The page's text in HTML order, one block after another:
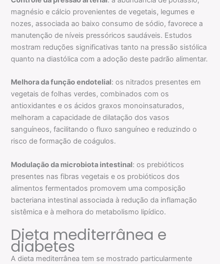
magnésio e cálcio provenientes de vegetais, legumes e
nozes, associada ao baixo consumo de sódio, favorece a
manutenção de níveis pressóricos saudáveis. Estudos
mostram reduções significativas tanto na pressão sistólica
quanto na diastólica com a adoção deste padrão alimentar.
Melhora da função endotelial: os nitrados presentes em
vegetais de folhas verdes, combinados com os
antioxidantes e os ácidos graxos monoinsaturados,
melhoram a capacidade de dilatação dos vasos
sanguíneos, facilitando o fluxo sanguíneo e reduzindo o
risco de formação de coágulos.
Modulação da microbiota intestinal: os prebióticos
presentes nas fibras vegetais e os probióticos dos
alimentos fermentados promovem uma composição
bacteriana intestinal associada à redução da inflamação
sistêmica e à melhora do metabolismo lipídico.
Dieta mediterrânea e
diabetes
A dieta mediterrânea tem se mostrado particularmente